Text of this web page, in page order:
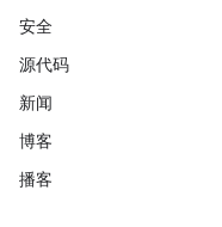
安全
源代码
新闻
博客
播客